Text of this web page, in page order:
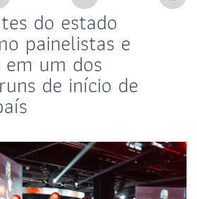
do estado
painelistas e
um dos
de início de